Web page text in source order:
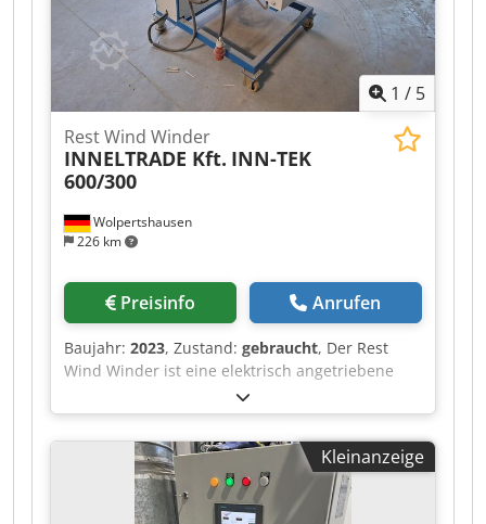
1 / 5
Wolpertshausen
226 km
Rest Wind Winder
INNELTRADE Kft. INN-TEK
600/300
Preisinfo Anrufen
Baujahr: 2023, Zustand: gebraucht, Der Rest
Wind Winder ist eine elektrisch angetriebene
Aufwickelmaschine zum kontrollierten
Aufwickeln von Restmaterialien auf einen
Wickelkern. Die Maschine dient Dkedpezr I Azefx
Al Aer dazu, Materialreste aus Produktions- oder
Verarbeitungsprozessen sauber und
gleichmäßig aufzunehmen. Das Material wird
Kleinanzeige